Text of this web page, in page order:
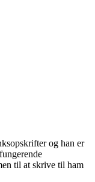
og han er
til at skrive til ham